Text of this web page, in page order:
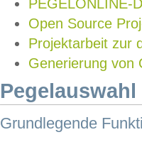
PEGELONLINE-
Open Source
Projektarbeit zur
Generierung von
Grundlegende